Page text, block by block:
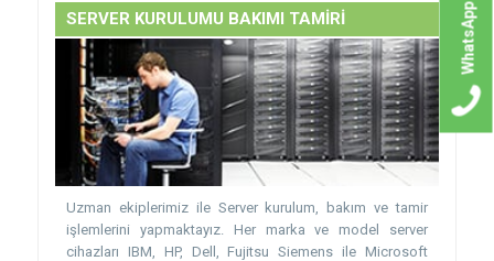
SERVER KURULUMU BAKIMI TAMİRİ
Uzman ekiplerimiz ile Server kurulum, bakım ve tamir
işlemlerini yapmaktayız. Her marka ve model server
cihazları IBM, HP, Dell, Fujitsu Siemens ile Microsoft
WhatsApp